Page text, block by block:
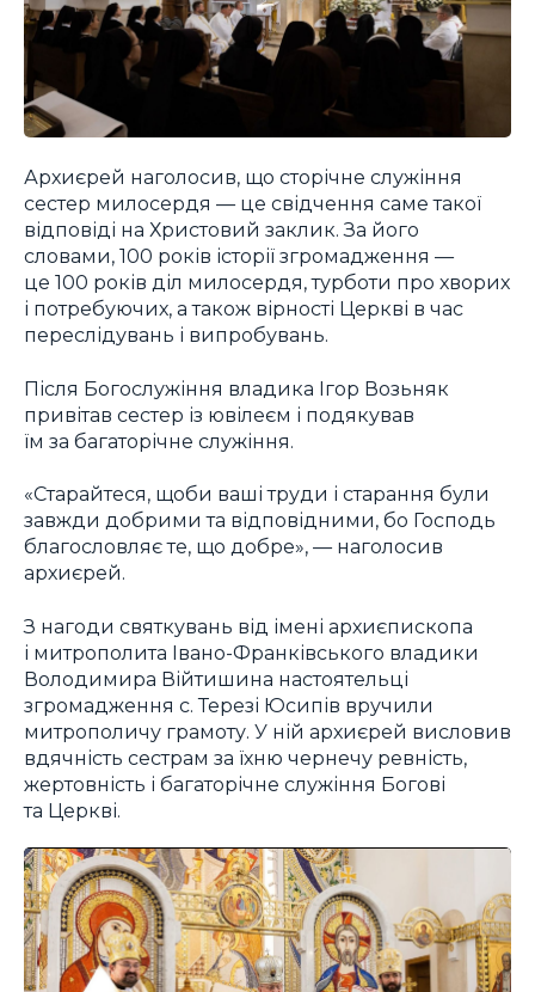
Архиєрей наголосив, що сторічне служіння
сестер милосердя — це свідчення саме такої
відповіді на Христовий заклик. За його
словами, 100 років історії згромадження —
це 100 років діл милосердя, турботи про хворих
і потребуючих, а також вірності Церкві в час
переслідувань і випробувань.
Після Богослужіння владика Ігор Возьняк
привітав сестер із ювілеєм і подякував
їм за багаторічне служіння.
«Старайтеся, щоби ваші труди і старання були
завжди добрими та відповідними, бо Господь
благословляє те, що добре», — наголосив
архиєрей.
З нагоди святкувань від імені архиєпископа
і митрополита Івано-Франківського владики
Володимира Війтишина настоятельці
згромадження с. Терезі Юсипів вручили
митрополичу грамоту. У ній архиєрей висловив
вдячність сестрам за їхню чернечу ревність,
жертовність і багаторічне служіння Богові
та Церкві.